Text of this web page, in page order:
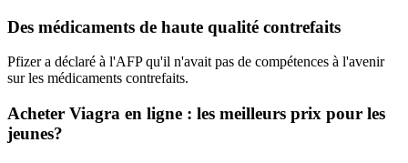
Des médicaments de haute qualité contrefaits
Pfizer a déclaré à l'AFP qu'il n'avait pas de compétences à l'avenir
sur les médicaments contrefaits.
Acheter Viagra en ligne : les meilleurs prix pour les
jeunes?